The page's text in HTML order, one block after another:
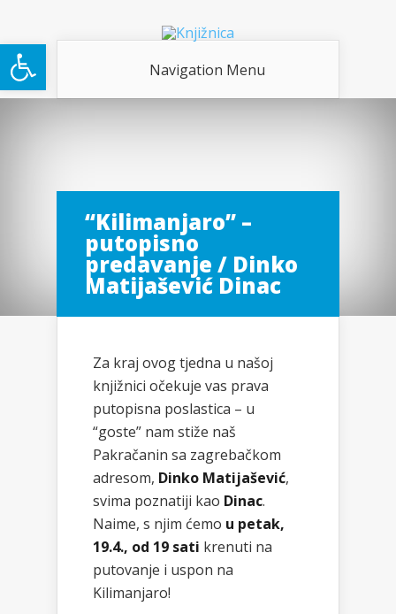
Open toolbar Navigation Menu
“Kilimanjaro” –
putopisno
predavanje / Dinko
Matijašević Dinac
Za kraj ovog tjedna u našoj
knjižnici očekuje vas prava
putopisna poslastica – u
“goste” nam stiže naš
Pakračanin sa zagrebačkom
adresom, Dinko Matijašević,
svima poznatiji kao Dinac.
Naime, s njim ćemo u petak,
19.4., od 19 sati krenuti na
putovanje i uspon na
Kilimanjaro!